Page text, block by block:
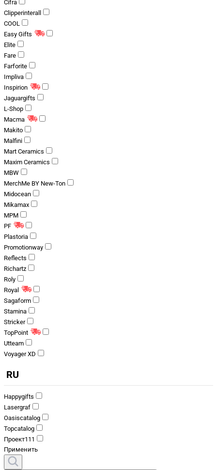
Cifra
Clipperinterall
COOL
Easy Gifts
Elite
Fare
Farforite
Impliva
Inspirion
Jaguargifts
L-Shop
Macma
Makito
Malfini
Mart Ceramics
Maxim Ceramics
MBW
MerchMe BY New-Ton
Midocean
Mikamax
MPM
PF
Plastoria
Promotionway
Reflects
Richartz
Roly
Royal
Sagaform
Stamina
Stricker
TopPoint
Utteam
Voyager XD
RU
Happygifts
Lasergraf
Oasiscatalog
Topcatalog
Проект111
Применить